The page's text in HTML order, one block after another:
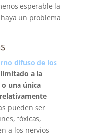
esperable la
un problema
difuso de los
a la
una única
pueden ser
tóxicas,
a los nervios